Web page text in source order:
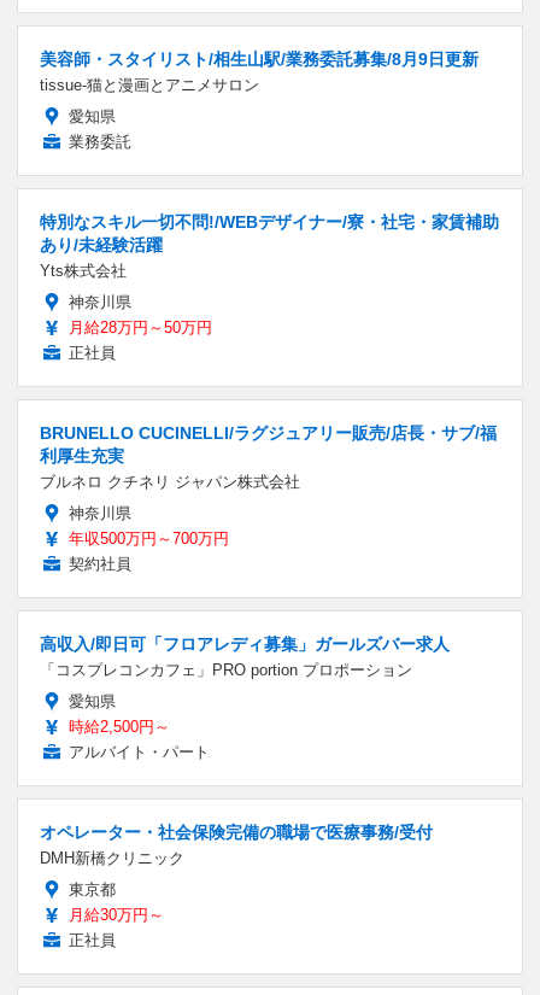
美容師・スタイリスト/相生山駅/業務委託募集/8月9日更新
tissue-猫と漫画とアニメサロン
愛知県
業務委託
特別なスキル一切不問!/WEBデザイナー/寮・社宅・家賃補助
あり/未経験活躍
Yts株式会社
神奈川県
月給28万円～50万円
正社員
BRUNELLO CUCINELLI/ラグジュアリー販売/店長・サブ/福
利厚生充実
ブルネロ クチネリ ジャパン株式会社
神奈川県
年収500万円～700万円
契約社員
高収入/即日可「フロアレディ募集」ガールズバー求人
「コスプレコンカフェ」PRO portion プロポーション
愛知県
時給2,500円～
アルバイト・パート
オペレーター・社会保険完備の職場で医療事務/受付
DMH新橋クリニック
東京都
月給30万円～
正社員